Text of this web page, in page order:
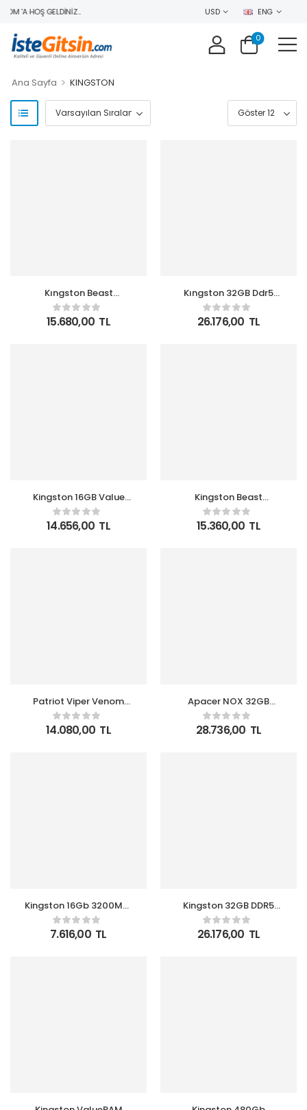
'A HOŞ GELDINIZ.. USD ENG
0
Ana Sayfa > KINGSTON
Kıngston Beast
KF560C36BBE2-16TR
16GB Ddr5 6000MHZ
CL36 Performans Ram
15.680,00 TL
Kıngston 32GB Ddr5
5600MHZ CL40 Pc Ram
KVR56U46BD8-32 Ram
26.176,00 TL
Kingston 16GB Value
KVR56U46BS8-16
5600MT-S Ddr5 Non-
Ecc CL46 Pc Ram 1rx8
14.656,00 TL
Kingston Beast
KF556C36BBE-16TR
16GB (1x16GB) DDR5
5600MHz CL36 Siyah
15.360,00 TL
Patriot Viper Venom
16GB (1x16GB) DDR5
6000MHz
(PVV516G60C30) –
14.080,00 TL
Apacer NOX 32GB
2x16GB 6000MHz CL38
DDR5
(AH5U32G60C622MBAA-
28.736,00 TL
Kingston 16Gb 3200Mhz
Ddr4 KVR32S22D8-16WP
Notebook Ram
7.616,00 TL
Kingston 32GB DDR5
5600MHz
KVR56S46BD8-32 CL46
Notebook Ram
26.176,00 TL